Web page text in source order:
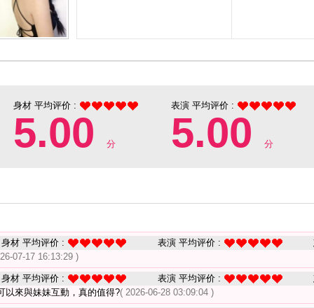
身材 平均评价 :
5.00 分
表演 平均评价 :
5.00 分
身材 平均评价 : 表演 平均评价 :
07-17 16:13:29 )
身材 平均评价 : 表演 平均评价 :
來與妹妹互動，真的值得?( 2026-06-28 03:09:04 )